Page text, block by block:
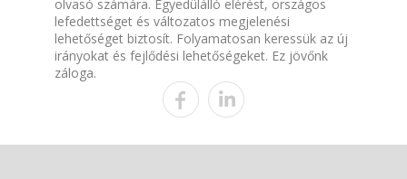
olvasó számára. Egyedülálló elérést, országos
lefedettséget és változatos megjelenési
lehetőséget biztosít. Folyamatosan keressük az új
irányokat és fejlődési lehetőségeket. Ez jövőnk
záloga.